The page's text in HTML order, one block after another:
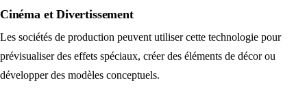
Cinéma et Divertissement
Les sociétés de production peuvent utiliser cette technologie pour
prévisualiser des effets spéciaux, créer des éléments de décor ou
développer des modèles conceptuels.